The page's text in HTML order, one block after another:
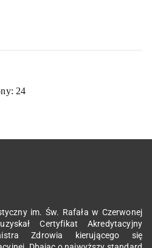
24
im. Św. Rafała w Czerwonej
Certyfikat Akredytacyjny
Zdrowia kierującego się